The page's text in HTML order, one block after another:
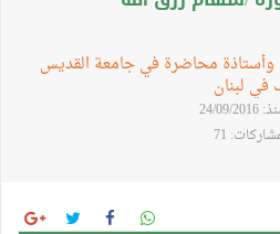
وأستاذة محاضرة في جامعة القديس
لبنان
71